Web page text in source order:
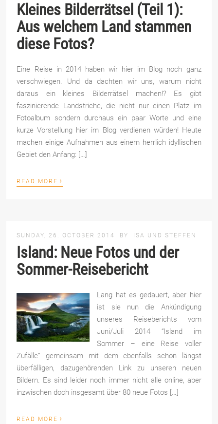
Kleines Bilderrätsel (Teil 1):
Aus welchem Land stammen
diese Fotos?
Eine Reise in 2014 haben wir hier im Blog noch ganz
verschwiegen. Und da dachten wir uns, warum nicht
daraus ein kleines Bilderrätsel machen!? Es gibt
faszinierende Landstriche, die nicht nur einen Platz im
Fotoalbum sondern durchaus ein paar Worte und eine
kurze Vorstellung hier im Blog verdienen würden! Heute
machen einige Aufnahmen aus einem herrlich idyllischen
Gebiet den Anfang: […]
READ MORE ›
SUNDAY, 26. OCTOBER 2014 BY ISA UND STEFFEN
Island: Neue Fotos und der
Sommer-Reisebericht
Lang hat es gedauert, aber hier
ist sie nun die Ankündigung
unseres Reiseberichts vom
Juni/Juli 2014 “Island im
Sommer – eine Reise voller
Zufälle” gemeinsam mit dem ebenfalls schon längst
überfälligen, dazugehörenden Link zu unseren neuen
Bildern. Es sind leider noch immer nicht alle online, aber
inzwischen doch insgesamt über 80 neue Fotos […]
READ MORE ›